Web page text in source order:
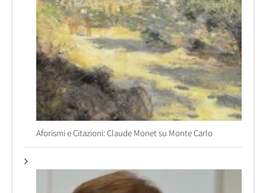
Aforismi e Citazioni: Claude Monet su Monte Carlo